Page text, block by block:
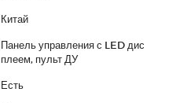
Китай
Панель управления с LED дис
плеем, пульт ДУ
Есть